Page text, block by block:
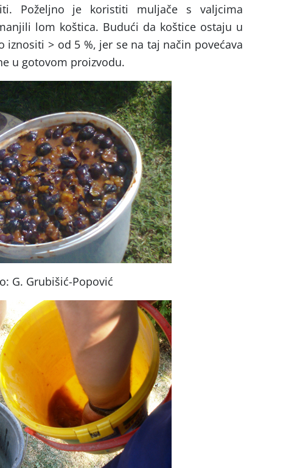
Poželjno je koristiti muljače s valjcima
lom koštica. Budući da koštice ostaju u
> od 5 %, jer se na taj način povećava
u gotovom proizvodu.
G. Grubišić-Popović